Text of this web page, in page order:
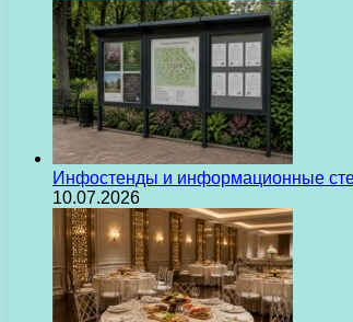
Инфостенды и информационные
10.07.2026